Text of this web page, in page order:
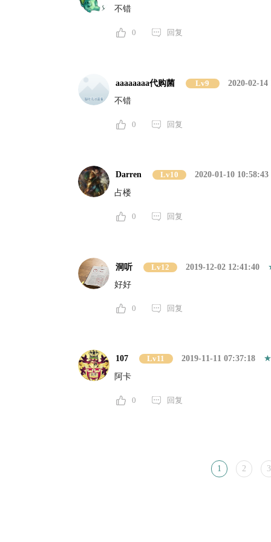
不错
0 回复
aaaaaaaa代购菌 Lv9
2020-02-14
不错
0 回复
Darren Lv10
2020-01-10 10:58:43
占楼
0 回复
洞听 Lv12
2019-12-02 12:41:40
好好
0 回复
107 Lv11
2019-11-11 07:37:18
阿卡
0 回复
1 2 3